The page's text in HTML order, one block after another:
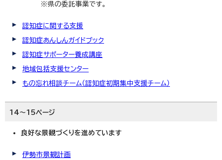
※県の委託事業です。
認知症に関する支援
認知症あんしんガイドブック
認知症サポーター養成講座
地域包括支援センター
もの忘れ相談チーム（認知症初期集中支援チーム）
14～15ページ
良好な景観づくりを進めています
伊勢市景観計画